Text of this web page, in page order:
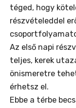
téged, hogy
részvételeddel
Az első napi
teljes, kerek
önismeretre
érhetsz el.
Ebbe a térbe